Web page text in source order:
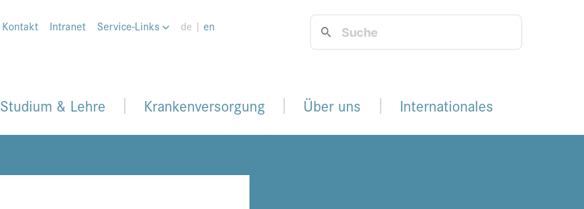
Kontakt Intranet Service-Links de | en
Studium & Lehre Krankenversorgung Über uns Internationales